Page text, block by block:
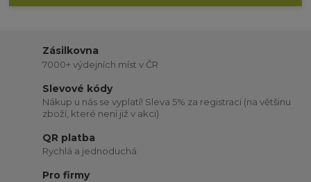
Zásilkovna
7000+ výdejních míst v ČR
Slevové kódy
Nákup u nás se vyplatí! Sleva 5% za registraci (na většinu
zboží, které není již v akci)
QR platba
Rychlá a jednoduchá
Pro firmy